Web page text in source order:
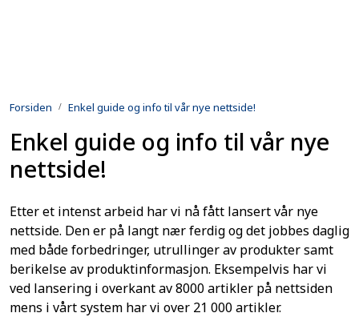
Forsiden Enkel guide og info til vår nye nettside!
Enkel guide og info til vår nye
nettside!
Etter et intenst arbeid har vi nå fått lansert vår nye
nettside. Den er på langt nær ferdig og det jobbes daglig
med både forbedringer, utrullinger av produkter samt
berikelse av produktinformasjon. Eksempelvis har vi
ved lansering i overkant av 8000 artikler på nettsiden
mens i vårt system har vi over 21 000 artikler.
Utleie
Kontroll og reparasjon
Utvikling
Kontakt oss